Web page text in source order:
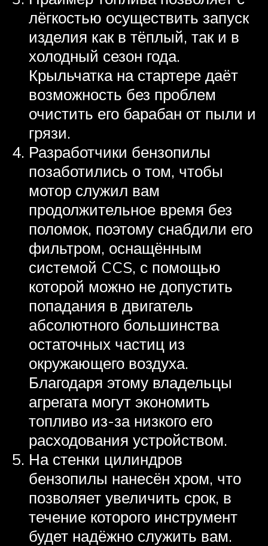
лёгкостью осуществить запуск
изделия как в тёплый, так и в
холодный сезон года.
Крыльчатка на стартере даёт
возможность без проблем
очистить его барабан от пыли и
грязи.
Разработчики бензопилы
позаботились о том, чтобы
мотор служил вам
продолжительное время без
поломок, поэтому снабдили его
фильтром, оснащённым
системой CCS, с помощью
которой можно не допустить
попадания в двигатель
абсолютного большинства
остаточных частиц из
окружающего воздуха.
Благодаря этому владельцы
агрегата могут экономить
топливо из-за низкого его
расходования устройством.
На стенки цилиндров
бензопилы нанесён хром, что
позволяет увеличить срок, в
течение которого инструмент
будет надёжно служить вам.